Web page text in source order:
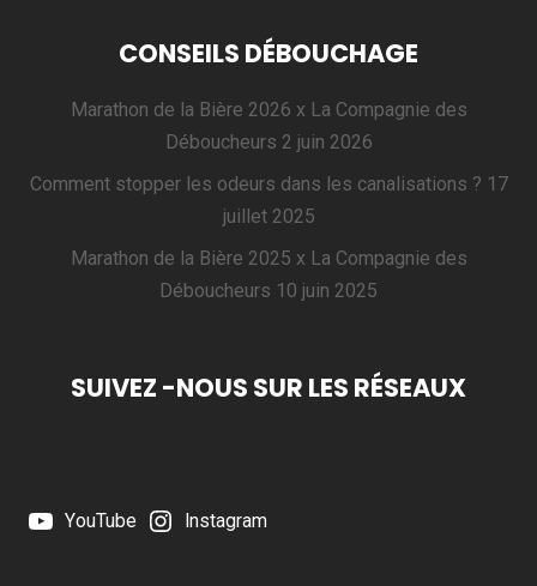
CONSEILS DÉBOUCHAGE
Marathon de la Bière 2026 x La Compagnie des
Déboucheurs 2 juin 2026
Comment stopper les odeurs dans les canalisations ? 17
juillet 2025
Marathon de la Bière 2025 x La Compagnie des
Déboucheurs 10 juin 2025
SUIVEZ -NOUS SUR LES RÉSEAUX
YouTube Instagram